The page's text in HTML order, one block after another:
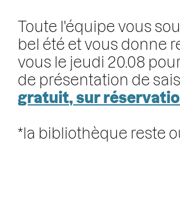
Toute l'équipe vous
bel été et vous donne
vous le jeudi 20.08
de présentation de
gratuit, sur
*la bibliothèque reste